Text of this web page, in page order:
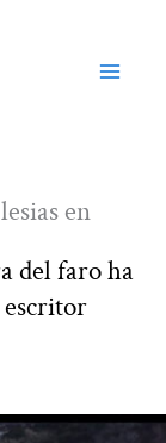
en
del faro ha